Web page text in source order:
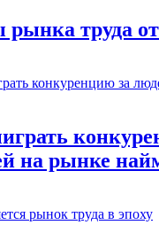
рынка труда
на рынке